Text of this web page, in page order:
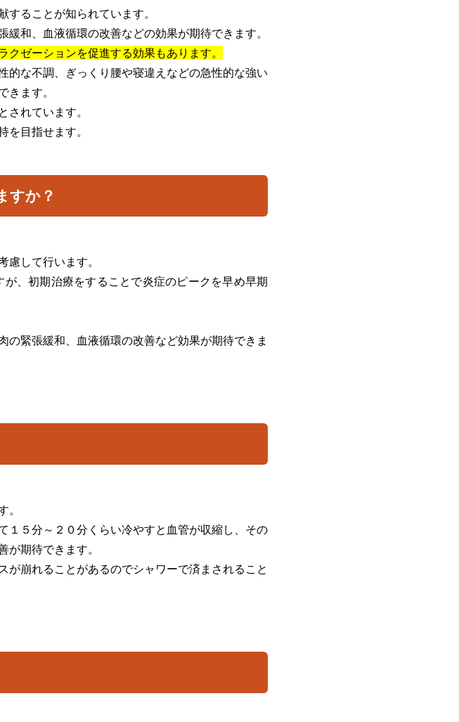
ることが知られています。
和、血液循環の改善などの効果が期待できます。
ゼーションを促進する効果もあります。
的な不調、ぎっくり腰や寝違えなどの急性的な強い
ます。
れています。
目指せます。
すか？
して行います。
、初期治療をすることで炎症のピークを早め早期
緊張緩和、血液循環の改善など効果が期待できま
１５分～２０分くらい冷やすと血管が収縮し、その
期待できます。
が崩れることがあるのでシャワーで済まされること